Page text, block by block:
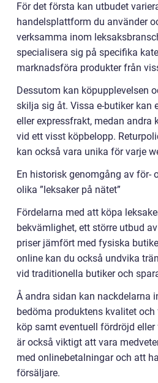
För det första kan utbudet
handelsplattform du använder
verksamma inom
specialisera sig på specifika
marknadsföra produkter från
Dessutom kan köpupplevelsen
skilja sig åt. Vissa e-butiker kan
eller expressfrakt, medan andra
vid ett visst köpbelopp.
kan också vara unika för varje
En historisk genomgång av för-
olika ”leksaker på nätet”
Fördelarna med att köpa
bekvämlighet, ett större utbud
priser jämfört med fysiska
online kan du också undvika
vid traditionella butiker och
Å andra sidan kan nackdelarna
bedöma produktens kvalitet
köp samt eventuell fördröjd
är också viktigt att vara
med onlinebetalningar och att
försäljare.